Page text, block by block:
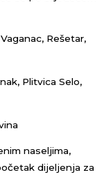
Rešetar,
Plitvica Selo,
naseljima,
dijeljenja za